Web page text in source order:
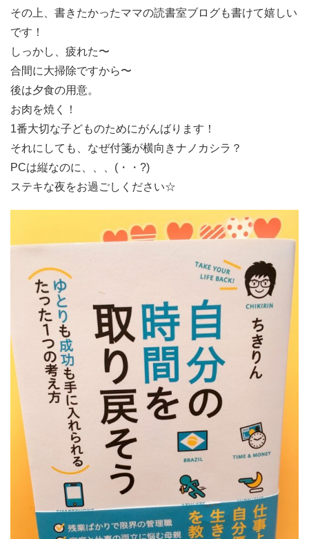
その上、書きたかったママの読書室ブログも書けて嬉しい
です！
しっかし、疲れた〜
合間に大掃除ですから〜
後は夕食の用意。
お肉を焼く！
1番大切な子どものためにがんばります！
それにしても、なぜ付箋が横向きナノカシラ？
PCは縦なのに、、、(・・?)
ステキな夜をお過ごしください☆